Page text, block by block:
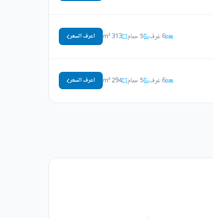
6 غرف 5 حمام 313 m² اعرف السعر
6 غرف 5 حمام 294 m² اعرف السعر